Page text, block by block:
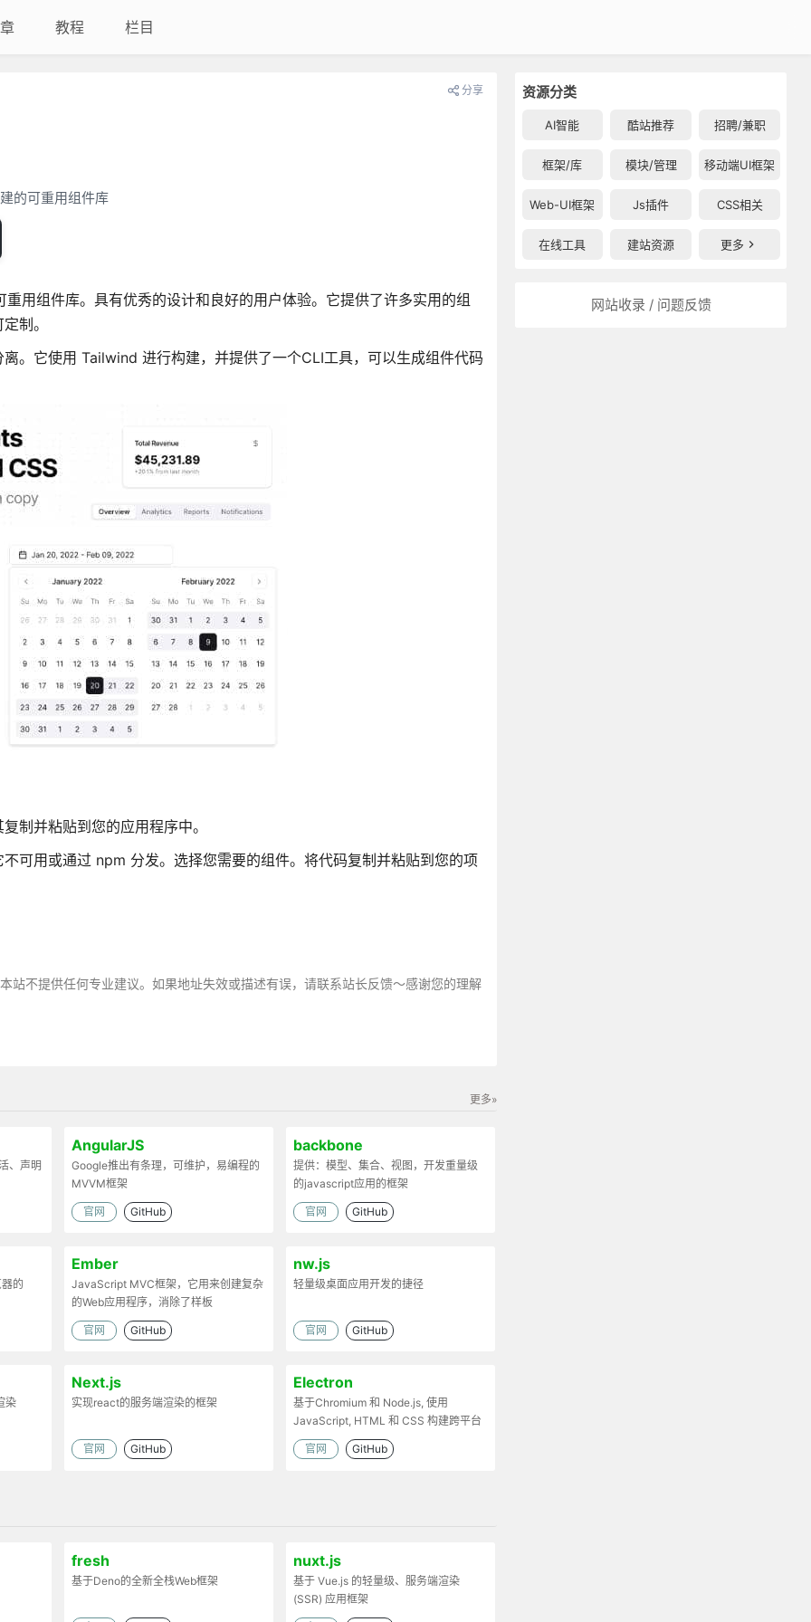
教程 栏目
资源分类
AI智能 酷站推荐 招聘/兼职
框架/库 模块/管理 移动端UI框架
Web-UI框架 Js插件 CSS相关
在线工具 建站资源 更多
网站收录 / 问题反馈
分享
的可重用组件库
用组件库。具有优秀的设计和良好的用户体验。它提供了许多实用的组
制。
。它使用 Tailwind 进行构建，并提供了一个CLI工具，可以生成组件代码
制并粘贴到您的应用程序中。
可用或通过 npm 分发。选择您需要的组件。将代码复制并粘贴到您的项
站不提供任何专业建议。如果地址失效或描述有误，请联系站长反馈～感谢您的理解
更多»
、声明
AngularJS
Google推出有条理，可维护，易编程的
MVVM框架
官网 GitHub
backbone
提供：模型、集合、视图，开发重量级
的javascript应用的框架
官网 GitHub
的
Ember
JavaScript MVC框架，它用来创建复杂
的Web应用程序，消除了样板
官网 GitHub
nw.js
轻量级桌面应用开发的捷径
官网 GitHub
染
Next.js
实现react的服务端渲染的框架
官网 GitHub
Electron
基于Chromium 和 Node.js, 使用
JavaScript, HTML 和 CSS 构建跨平台
的桌面应用
官网 GitHub
fresh
基于Deno的全新全栈Web框架
nuxt.js
基于 Vue.js 的轻量级、服务端渲染
(SSR) 应用框架